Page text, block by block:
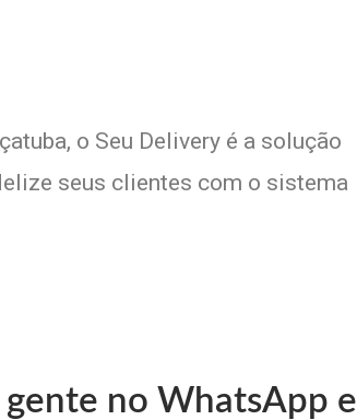
o Seu Delivery é a solução
seus clientes com o sistema
gente no WhatsApp e